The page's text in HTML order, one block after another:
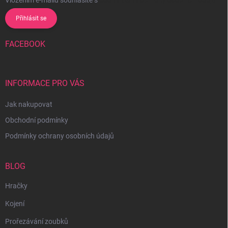
Přihlásit se
FACEBOOK
INFORMACE PRO VÁS
Jak nakupovat
Obchodní podmínky
Podmínky ochrany osobních údajů
BLOG
Hračky
Kojení
Prořezávání zoubků